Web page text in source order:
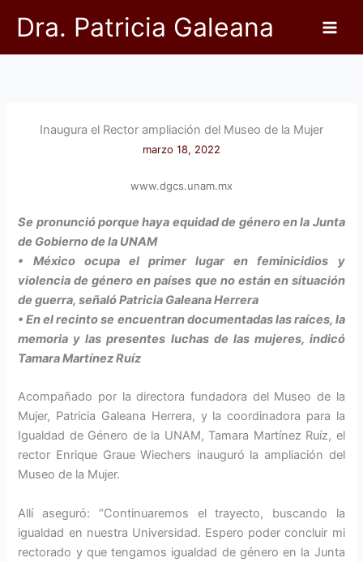
Dra. Patricia Galeana
Inaugura el Rector ampliación del Museo de la Mujer
marzo 18, 2022
www.dgcs.unam.mx
Se pronunció porque haya equidad de género en la Junta
de Gobierno de la UNAM
• México ocupa el primer lugar en feminicidios y
violencia de género en países que no están en situación
de guerra, señaló Patricia Galeana Herrera
• En el recinto se encuentran documentadas las raíces, la
memoria y las presentes luchas de las mujeres, indicó
Tamara Martínez Ruíz
Acompañado por la directora fundadora del Museo de la
Mujer, Patricia Galeana Herrera, y la coordinadora para la
Igualdad de Género de la UNAM, Tamara Martínez Ruíz, el
rector Enrique Graue Wiechers inauguró la ampliación del
Museo de la Mujer.
Allí aseguró: “Continuaremos el trayecto, buscando la
igualdad en nuestra Universidad. Espero poder concluir mi
rectorado y que tengamos igualdad de género en la Junta